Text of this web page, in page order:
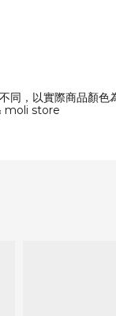
同，以實際商品顏色
moli store